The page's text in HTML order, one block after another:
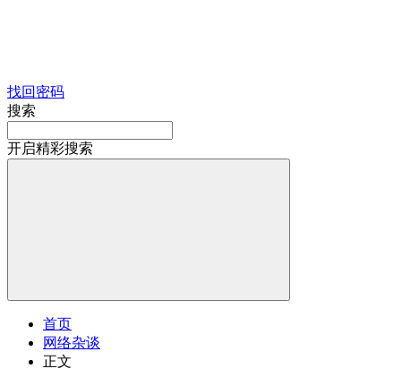
找回密码
搜索
开启精彩搜索
首页
网络杂谈
正文